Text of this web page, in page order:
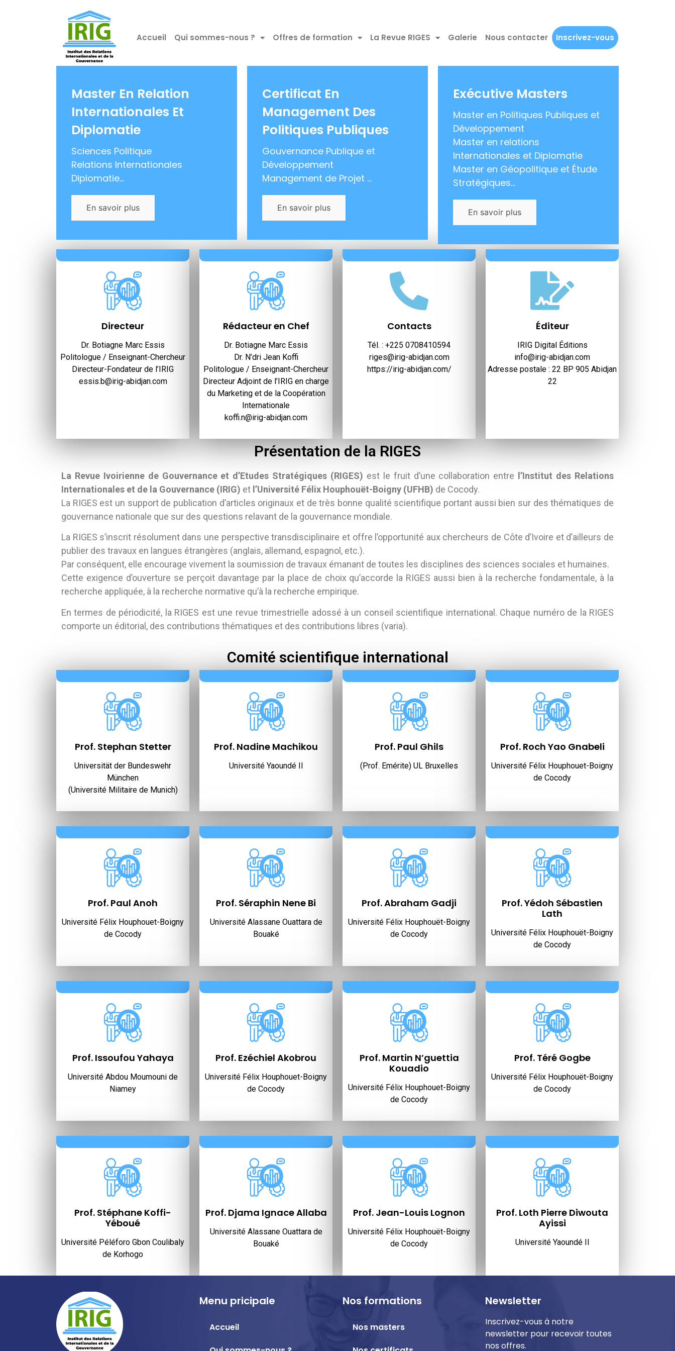
Accueil Qui sommes-nous ? Offres de formation La Revue RIGES Galerie Nous contacter Inscrivez-vous
Master En Relation
Internationales Et
Diplomatie
Sciences Politique
Relations Internationales
Diplomatie...
En savoir plus
Certificat En
Management Des
Politiques Publiques
Gouvernance Publique et
Développement
Management de Projet ...
En savoir plus
Exécutive Masters
Master en Politiques Publiques et
Développement
Master en relations
Internationales et Diplomatie
Master en Géopolitique et Étude
Stratégiques...
En savoir plus
Directeur
Dr. Botiagne Marc Essis
Politologue / Enseignant-Chercheur
Directeur-Fondateur de l’IRIG
essis.b@irig-abidjan.com
Rédacteur en Chef
Dr. Botiagne Marc Essis
Dr. N’dri Jean Koffi
Politologue / Enseignant-Chercheur
Directeur Adjoint de l’IRIG en charge
du Marketing et de la Coopération
Internationale
koffi.n@irig-abidjan.com
Contacts
Tél. : +225 0708410594
riges@irig-abidjan.com
https://irig-abidjan.com/
Éditeur
IRIG Digital Éditions
info@irig-abidjan.com
Adresse postale : 22 BP 905 Abidjan
22
Présentation de la RIGES
La Revue Ivoirienne de Gouvernance et d’Etudes Stratégiques (RIGES) est le fruit d’une collaboration entre l’Institut des Relations
Internationales et de la Gouvernance (IRIG) et l’Université Félix Houphouët-Boigny (UFHB) de Cocody.
La RIGES est un support de publication d’articles originaux et de très bonne qualité scientifique portant aussi bien sur des thématiques de
gouvernance nationale que sur des questions relavant de la gouvernance mondiale.
La RIGES s’inscrit résolument dans une perspective transdisciplinaire et offre l’opportunité aux chercheurs de Côte d’Ivoire et d’ailleurs de
publier des travaux en langues étrangères (anglais, allemand, espagnol, etc.).
Par conséquent, elle encourage vivement la soumission de travaux émanant de toutes les disciplines des sciences sociales et humaines.
Cette exigence d’ouverture se perçoit davantage par la place de choix qu’accorde la RIGES aussi bien à la recherche fondamentale, à la
recherche appliquée, à la recherche normative qu’à la recherche empirique.
En termes de périodicité, la RIGES est une revue trimestrielle adossé à un conseil scientifique international. Chaque numéro de la RIGES
comporte un éditorial, des contributions thématiques et des contributions libres (varia).
Comité scientifique international
Prof. Stephan Stetter
Universität der Bundeswehr
München
(Université Militaire de Munich)
Prof. Nadine Machikou
Université Yaoundé II
Prof. Paul Ghils
(Prof. Emérite) UL Bruxelles
Prof. Roch Yao Gnabeli
Université Félix Houphouet-Boigny
de Cocody
Prof. Paul Anoh
Université Félix Houphouet-Boigny
de Cocody
Prof. Séraphin Nene Bi
Université Alassane Ouattara de
Bouaké
Prof. Abraham Gadji
Université Félix Houphouët-Boigny
de Cocody
Prof. Yédoh Sébastien
Lath
Université Félix Houphouët-Boigny
de Cocody
Prof. Issoufou Yahaya
Université Abdou Moumouni de
Niamey
Prof. Ezéchiel Akobrou
Université Félix Houphouet-Boigny
de Cocody
Prof. Martin N’guettia
Kouadio
Université Félix Houphouet-Boigny
de Cocody
Prof. Téré Gogbe
Université Félix Houphouët-Boigny
de Cocody
Prof. Stéphane Koffi-
Yéboué
Université Péléforo Gbon Coulibaly
de Korhogo
Prof. Djama Ignace Allaba
Université Alassane Ouattara de
Bouaké
Prof. Jean-Louis Lognon
Université Félix Houphouët-Boigny
de Cocody
Prof. Loth Pierre Diwouta
Ayissi
Université Yaoundé II
Menu pricipale
Accueil
Nos formations
Nos masters
Newsletter
Inscrivez-vous à notre
newsletter pour recevoir toutes
nos offres.